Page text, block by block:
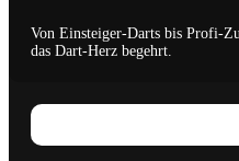
Von Einsteiger-Darts bis Profi-
das Dart-Herz begehrt.